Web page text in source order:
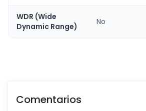
WDR (Wide
Dynamic Range)
No
Comentarios